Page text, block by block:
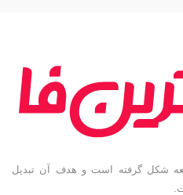
گرفته است و هدف آن تبدیل